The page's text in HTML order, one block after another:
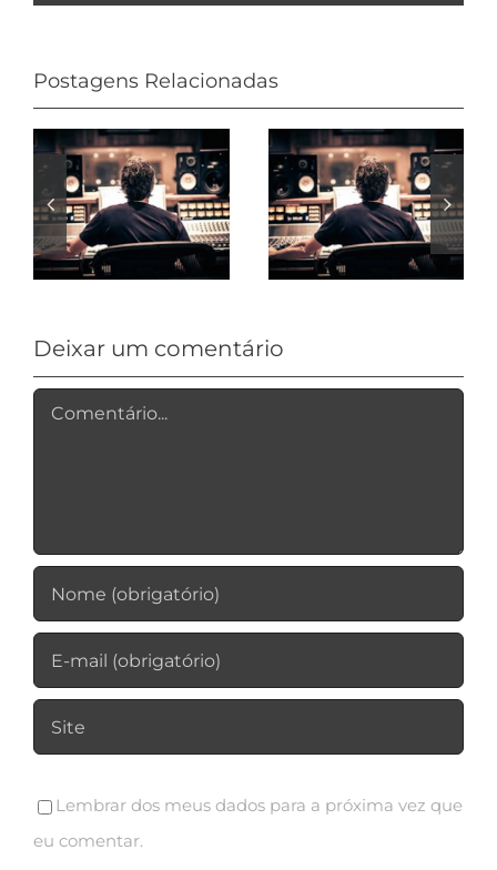
Postagens Relacionadas
Trilha para
projetos
aprovada
pela ANCINE
Trilha para
Deixar um comentário
Comentário
Lembrar dos meus dados para a próxima vez que
eu comentar.